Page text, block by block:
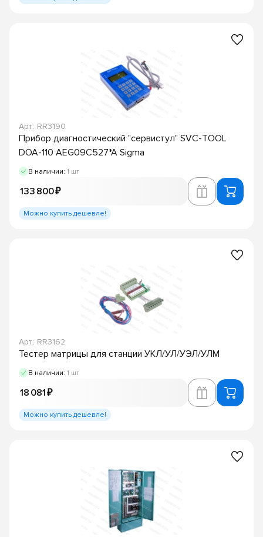
Арт.: RR3190
Прибор диагностический "сервистул" SVC-TOOL
DOA-110 AEG09C527*A Sigma
В наличии: 1 шт
133 800 ₽
Можно купить дешевле!
Арт.: RR3162
Тестер матрицы для станции УКЛ/УЛ/УЭЛ/УЛМ
В наличии: 1 шт
18 081 ₽
Можно купить дешевле!